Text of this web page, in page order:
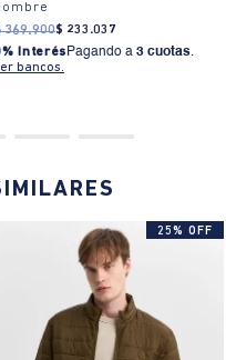
369.900$ 233 .037
Interés Pagando a 3 cuotas.
bancos.
25% OFF